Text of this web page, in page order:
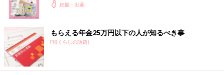
妊娠・出産
もらえる年金25万円以下の人が知るべき事
PR(くらしの話題)